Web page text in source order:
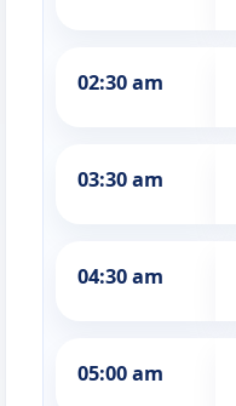
02:30 am
03:30 am
04:30 am
05:00 am